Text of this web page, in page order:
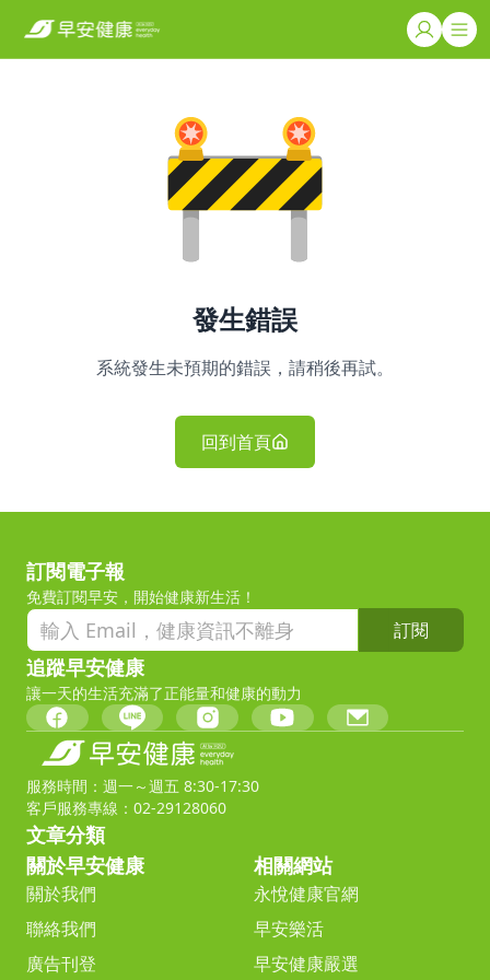
發生錯誤
系統發生未預期的錯誤，請稍後再試。
回到首頁
訂閱電子報
免費訂閱早安，開始健康新生活！
訂閱
追蹤早安健康
讓一天的生活充滿了正能量和健康的動力
服務時間：週一～週五 8:30-17:30
客戶服務專線：02-29128060
文章分類
關於早安健康
關於我們
聯絡我們
廣告刊登
相關網站
永悅健康官網
早安樂活
早安健康嚴選